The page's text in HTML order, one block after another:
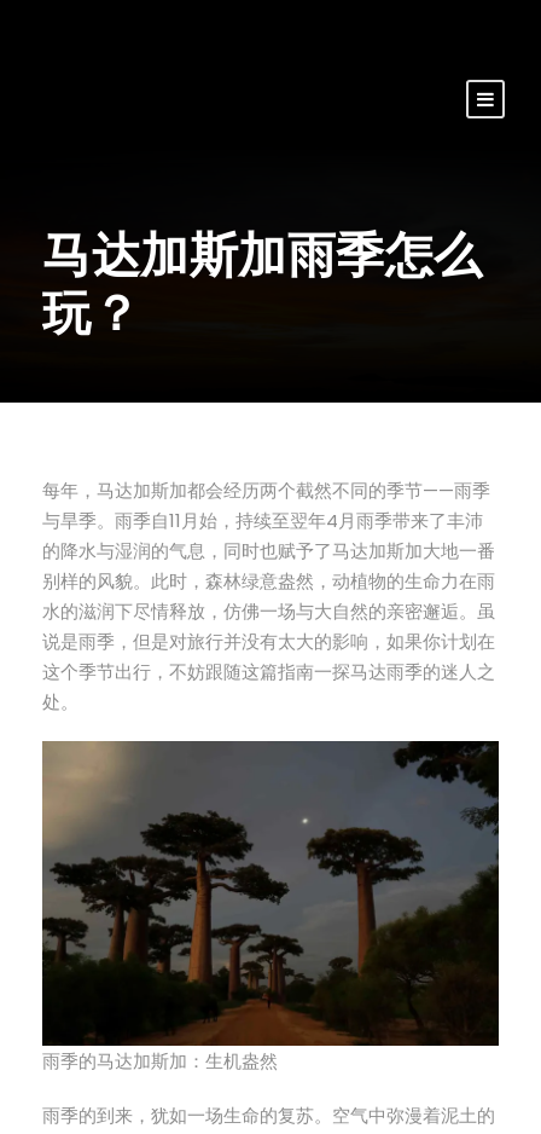
马达加斯加雨季怎么
玩？
每年，马达加斯加都会经历两个截然不同的季节——雨季
与旱季。雨季自11月始，持续至翌年4月雨季带来了丰沛
的降水与湿润的气息，同时也赋予了马达加斯加大地一番
别样的风貌。此时，森林绿意盎然，动植物的生命力在雨
水的滋润下尽情释放，仿佛一场与大自然的亲密邂逅。虽
说是雨季，但是对旅行并没有太大的影响，如果你计划在
这个季节出行，不妨跟随这篇指南一探马达雨季的迷人之
处。
雨季的马达加斯加：生机盎然
雨季的到来，犹如一场生命的复苏。空气中弥漫着泥土的